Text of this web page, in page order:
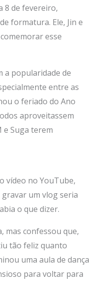
8 de fevereiro,
formatura. Ele, Jin e
esse
a popularidade de
entre as
o feriado do Ano
aproveitassem
e Suga terem
vídeo no YouTube,
um vlog seria
o que dizer.
mas confessou que,
tão feliz quanto
uma aula de dança
para voltar para